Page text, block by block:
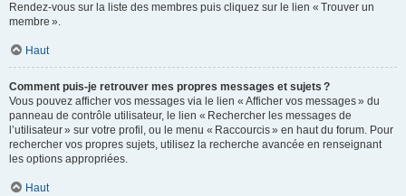
Rendez-vous sur la liste des membres puis cliquez sur le lien « Trouver un
membre ».
Haut
Comment puis-je retrouver mes propres messages et sujets ?
Vous pouvez afficher vos messages via le lien « Afficher vos messages » du
panneau de contrôle utilisateur, le lien « Rechercher les messages de
l’utilisateur » sur votre profil, ou le menu « Raccourcis » en haut du forum. Pour
rechercher vos propres sujets, utilisez la recherche avancée en renseignant
les options appropriées.
Haut